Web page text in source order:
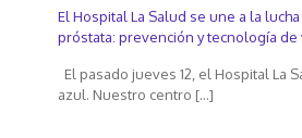
El Hospital La Salud se une a la
próstata: prevención y tecnología de
El pasado jueves 12, el Hospital La
azul. Nuestro centro […]